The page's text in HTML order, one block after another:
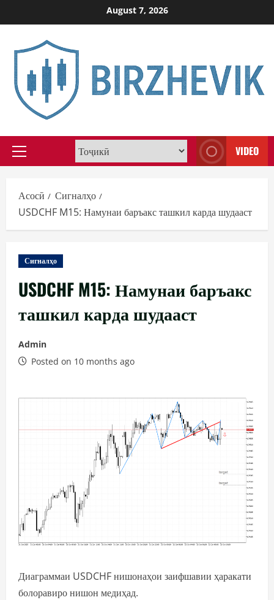
to
August 7, 2026
Primary
VIDEO
Асосӣ
Сигналҳо
USDCHF M15: Намунаи баръакс ташкил карда шудааст
Сигналҳо
USDCHF M15: Намунаи баръакс
ташкил карда шудааст
Admin
Posted on 10 months ago
Диаграммаи USDCHF нишонаҳои заифшавии ҳаракати
болоравиро нишон медиҳад.